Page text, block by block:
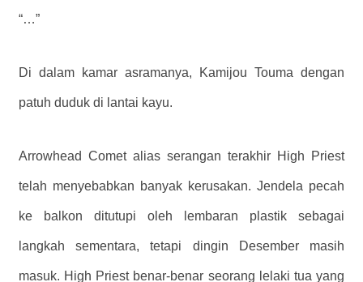
“…”
Di dalam kamar asramanya, Kamijou Touma dengan
patuh duduk di lantai kayu.
Arrowhead Comet alias serangan terakhir High Priest
telah menyebabkan banyak kerusakan. Jendela pecah
ke balkon ditutupi oleh lembaran plastik sebagai
langkah sementara, tetapi dingin Desember masih
masuk. High Priest benar-benar seorang lelaki tua yang